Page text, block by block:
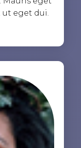
eget dui.